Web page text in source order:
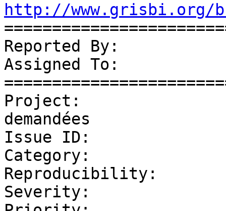
http://www.grisbi.org/
Reported By:
Assigned
Project:
demandées
Issue ID:
Reproducibility:
Severity: